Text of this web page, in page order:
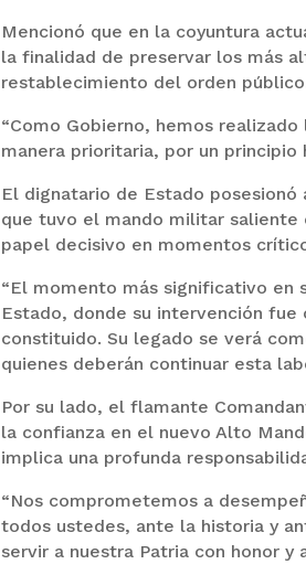
Mencionó que en la coyuntura
la finalidad de preservar los más
restablecimiento del orden
“Como Gobierno, hemos
manera prioritaria, por un
El dignatario de Estado
que tuvo el mando militar saliente
papel decisivo en momentos
“El momento más significativo en
Estado, donde su intervención
constituido. Su legado se verá
quienes deberán continuar esta
Por su lado, el flamante
la confianza en el nuevo Alto
implica una profunda
“Nos comprometemos a
todos ustedes, ante la historia y
servir a nuestra Patria con honor y